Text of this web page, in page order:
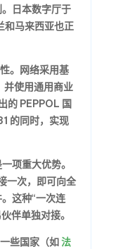
日本数字厅于
和马来西亚也正
。网络采用基
使用通用商业
的 PEPPOL 国
的同时，实现
项重大优势。
一次，即可向全
这种“一次连
伴单独对接。
些国家（如法